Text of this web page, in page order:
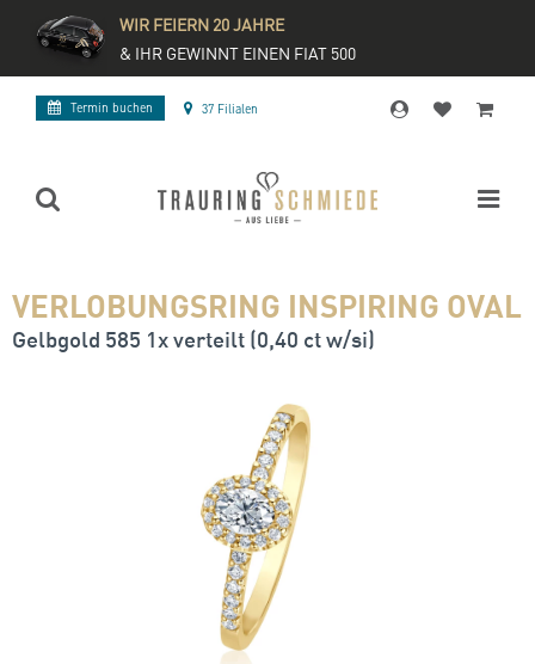
WIR FEIERN 20 JAHRE
& IHR GEWINNT EINEN FIAT 500
Termin buchen 37 Filialen
VERLOBUNGSRING INSPIRING OVAL
Gelbgold 585 1x verteilt (0,40 ct w/si)